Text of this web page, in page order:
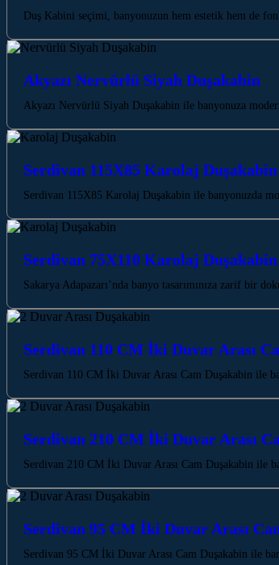
Duş Kabini seçimi, banyonuzun hem estetik hem de
Akyazı Nervürlü Siyah Duşakabin
Akyazı Nervürlü Siyah Duşakabin ile banyonuza
Serdivan 115X85 Karolaj Duşakabin
Serdivan 115X85 Karolaj Duşakabin ile banyonuzda
Serdivan 75X110 Karolaj Duşakabin
Sakarya Adapazarı’nda banyo tasarımınıza zarif bir
Serdivan 110 CM İki Duvar Arası
Serdivan 110 CM İki Duvar Arası Cam Duşakabin ile
Serdivan 210 CM İki Duvar Arası
Serdivan 210 CM İki Duvar Arası Cam Duşakabin ile
Serdivan 95 CM İki Duvar Arası
Serdivan 95 CM İki Duvar Arası Cam Duşakabin ile